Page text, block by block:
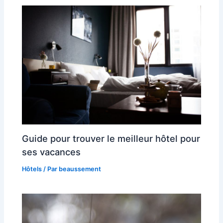
Guide pour trouver le meilleur hôtel pour
ses vacances
Hôtels / Par beaussement